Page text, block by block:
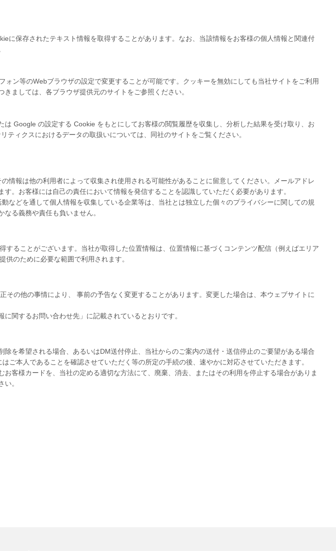
に保存されたテキスト情報を取得することがあります。なお、当該情報をお客様の個人情報と関連付
ン等のWebブラウザの設定で変更することが可能です。クッキーを無効にしても当社サイトをご利用
ましては、各ブラウザ提供元のサイトをご参照ください。
Google の設定する Cookie をもとにしてお客様の閲覧履歴を収集し、分析した結果を受け取り、お
ィクスにおけるデータの取扱いについては、同社のサイトをご覧ください。
情報は他の利用者によって収集され使用される可能性があることに留意してください。メールアドレ
。お客様には自己の責任において情報を発信することを認識していただく必要があります。
などを通して個人情報を収集している企業等は、当社とは独立した個々のプライバシーに関しての規
る義務や責任も負いません。
ることがございます。当社が取得した位置情報は、位置情報に基づくコンテンツ配信（例えばエリア
のために必要な範囲で利用されます。
の他の事情により、 事前の予告なく変更することがあります。変更した場合は、本ウェブサイトに
関するお問い合わせ先」に記載されているとおりです。
を希望される場合、あるいはDM送付停止、当社からのご案内の送付・送信停止のご要望がある場合
本人であることを確認させていただく等の所定の手続の後、速やかに対応させていただきます。
客様カードを、当社の定める適切な方法にて、廃棄、消去、またはその利用を停止する場合がありま
。